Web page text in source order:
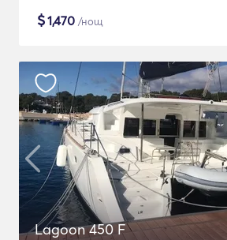
$1,470 /нощ
Lagoon 450 F